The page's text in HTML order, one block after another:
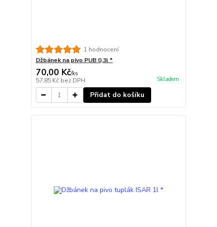
1 hodnocení
Džbánek na pivo PUB 0,3l *
70,00 Kč/ks
57,85 Kč bez DPH Skladem
Přidat do košíku